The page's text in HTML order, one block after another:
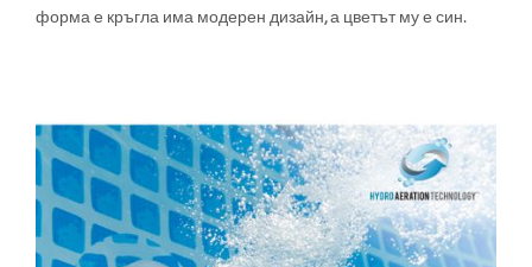
форма е кръгла има модерен дизайн, а цветът му е син.